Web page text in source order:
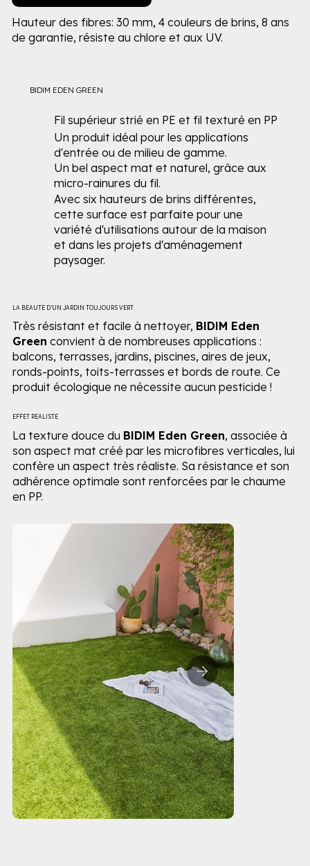
Hauteur des fibres: 30 mm, 4 couleurs de brins, 8 ans
de garantie, résiste au chlore et aux UV.
BIDIM EDEN GREEN
Fil supérieur strié en PE et fil texturé en PP
Un produit idéal pour les applications
d'entrée ou de milieu de gamme.
Un bel aspect mat et naturel, grâce aux
micro-rainures du fil.
Avec six hauteurs de brins différentes,
cette surface est parfaite pour une
variété d'utilisations autour de la maison
et dans les projets d'aménagement
paysager.
LA BEAUTE D’UN JARDIN TOUJOURS VERT
Très résistant et facile à nettoyer, BIDIM Eden
Green convient à de nombreuses applications :
balcons, terrasses, jardins, piscines, aires de jeux,
ronds-points, toits-terrasses et bords de route. Ce
produit écologique ne nécessite aucun pesticide !
EFFET REALISTE
La texture douce du BIDIM Eden Green, associée à
son aspect mat créé par les microfibres verticales, lui
confère un aspect très réaliste. Sa résistance et son
adhérence optimale sont renforcées par le chaume
en PP.